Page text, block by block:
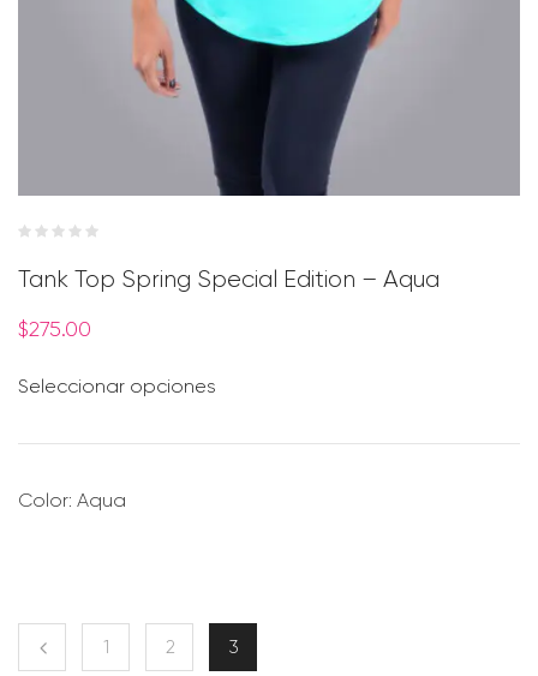
Tank Top Spring Special Edition – Aqua
$275.00
Seleccionar opciones
Color: Aqua
1 2 3